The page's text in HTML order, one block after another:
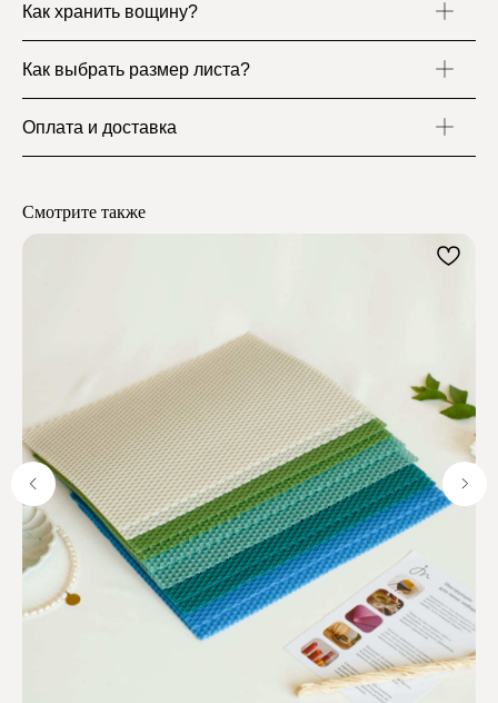
Как хранить вощину?
Как выбрать размер листа?
Оплата и доставка
Смотрите также